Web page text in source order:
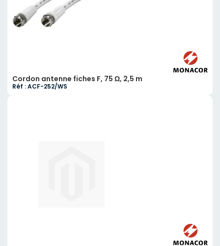
Cordon antenne fiches F, 75 Ω, 2,5 m
Réf : ACF-252/WS